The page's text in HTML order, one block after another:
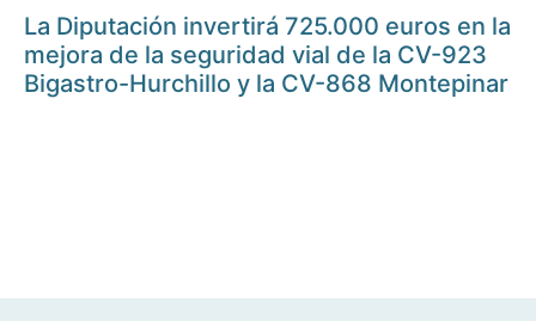
La Diputación invertirá 725.000 euros en la
mejora de la seguridad vial de la CV-923
Bigastro-Hurchillo y la CV-868 Montepinar